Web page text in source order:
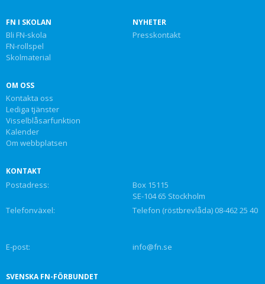
FN I SKOLAN
Bli FN-skola
FN-rollspel
Skolmaterial
NYHETER
Presskontakt
OM OSS
Kontakta oss
Lediga tjänster
Visselblåsarfunktion
Kalender
Om webbplatsen
KONTAKT
Postadress:
Box 15115
SE-104 65 Stockholm
Telefonväxel:
Telefon (röstbrevlåda) 08-462 25 40
E-post: info@fn.se
SVENSKA FN-FÖRBUNDET